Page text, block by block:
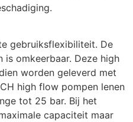
gebruiksflexibiliteit. De
omkeerbaar. Deze high
worden geleverd met
high flow pompen lenen
tot 25 bar. Bij het
capaciteit maar